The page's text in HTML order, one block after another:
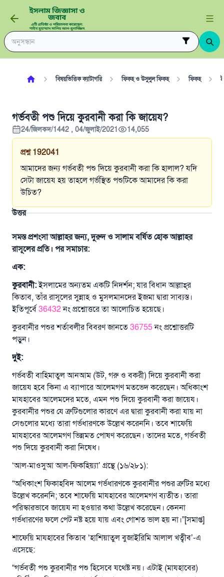
বিষয়ভিত্তিক ক্যাটাগরি ফিকহ ও উসুলুল ফিকহ ফিকহ
গর্ভবতী পশু দিয়ে কুরবানী করা কি জায়েয?
24/জিলকদ/1442 , 04/জুলাই/2021 14,055
প্রশ্ন 192041
আমাদের জন্য গর্ভবতী পশু দিয়ে কুরবানী করা কি হালাল? যদি
সেটা জায়েয হয় তাহলে গর্ভস্থিত পশুটিকে আমাদের কি করা
উচিত?
উত্তর
সমস্ত প্রশংসা আল্লাহর জন্য, দুরুদ ও সালাম বর্ষিত হোক আল্লাহর
রাসূলের প্রতি। পর সমাচার:
এক:
কুরবানী:ইসলামের অন্যতম একটি নিদর্শন; যার বিধান আল্লাহ্‌র
কিতাব, তাঁর রাসূলের সুন্নাহ ও মুসলমানদের ইজমা দ্বারা সাব্যস্ত।
ইতিপূর্বে 36432নং প্রশ্নোত্তরে তা আলোচিত হয়েছে।
কুরবানীর পশুর শর্তাবলীর বিবরণ জানতে 36755নং প্রশ্নোত্তরটি
পড়ুন।
দুই:
গর্ভবতী বাহিমাতুল আনআম (উট, গরু ও বকরী) দিয়ে কুরবানী করা
জায়েয হবে কিনা এ ব্যাপারে আলেমগণ মতভেদ করেছেন। অধিকাংশ
মাযহাবের আলেমদের মতে, এমন পশু দিয়ে কুরবানী করা জায়েয।
কুরবানীর পশুর যে ত্রুটিগুলোর কারণে এর দ্বারা কুরবানী করা যায় না
সেগুলোর মধ্যে তারা গর্ভধারণকে উল্লেখ করেননি। তবে শাফেয়ি
মাযহাবের আলেমগণ ভিন্নমত পোষণ করেছেন। তাদের মতে, গর্ভবতী
পশু দিয়ে কুরবানী করা নিষেধ।
‘আল-মাওসুআ আল-ফিকহিয়্যা’ গ্রন্থে (১৬/২৮১):
“অধিকাংশ ফিকাহবিদ আলেম গর্ভধারণকে কুরবানীর পশুর ত্রুটির মধ্যে
উল্লেখ করেননি; তবে শাফেয়ি মাযহাবের আলেমগণ ব্যতীত। তারা
পরিস্কারভাবে জায়েয না হওয়ার কথা উল্লেখ করেছেন। কেননা
গর্ভধারণের ফলে পেট নষ্ট হয়ে যায় এবং গোশত ভাল হয় না।”[সমাপ্ত]
শাফেয়ি মাযহাবের কিতাব ‘হাশিয়াতুল বুজাইরিমি আলাল খত্বীব’-এ
এসেছে:
“গর্ভবতী পশু কুরবানীর পশু হিসেবে যথেষ্ট নয়। এটাই (মাযহাবের)